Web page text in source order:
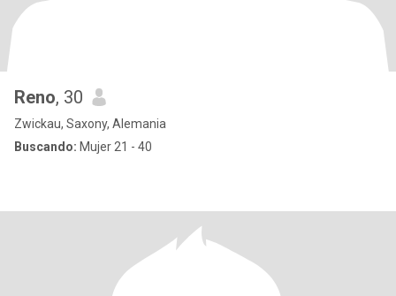
Reno, 30
Zwickau, Saxony, Alemania
Buscando: Mujer 21 - 40